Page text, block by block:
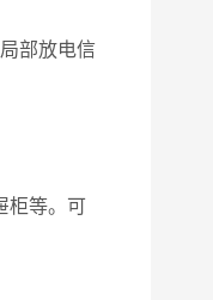
部放电信
等。可